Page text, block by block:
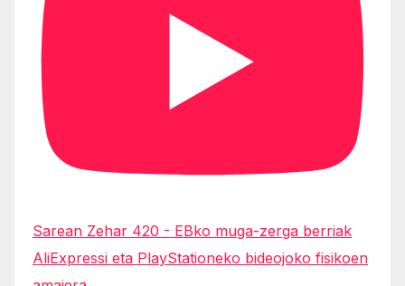
Sarean Zehar 420 - EBko muga-zerga berriak
AliExpressi eta PlayStationeko bideojoko fisikoen